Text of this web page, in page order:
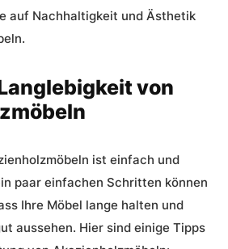
auf Nachhaltigkeit und Ästhetik
von
ist einfach und
paar einfachen Schritten können
Ihre Möbel lange halten und
aussehen. Hier sind einige Tipps